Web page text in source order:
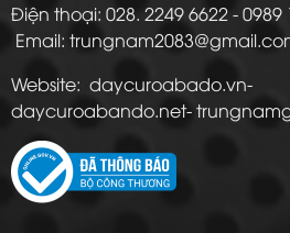
Điện thoại: 028. 2249 6622
Email:
Website: daycuroabado.vn-
daycuroabando.net-